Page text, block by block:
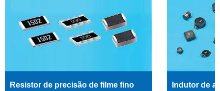
Resistor de precisão de filme fino Indutor de